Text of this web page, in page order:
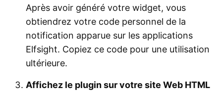
Après avoir généré votre widget, vous
obtiendrez votre code personnel de la
notification apparue sur les applications
Elfsight. Copiez ce code pour une utilisation
ultérieure.
Affichez le plugin sur votre site Web HTML